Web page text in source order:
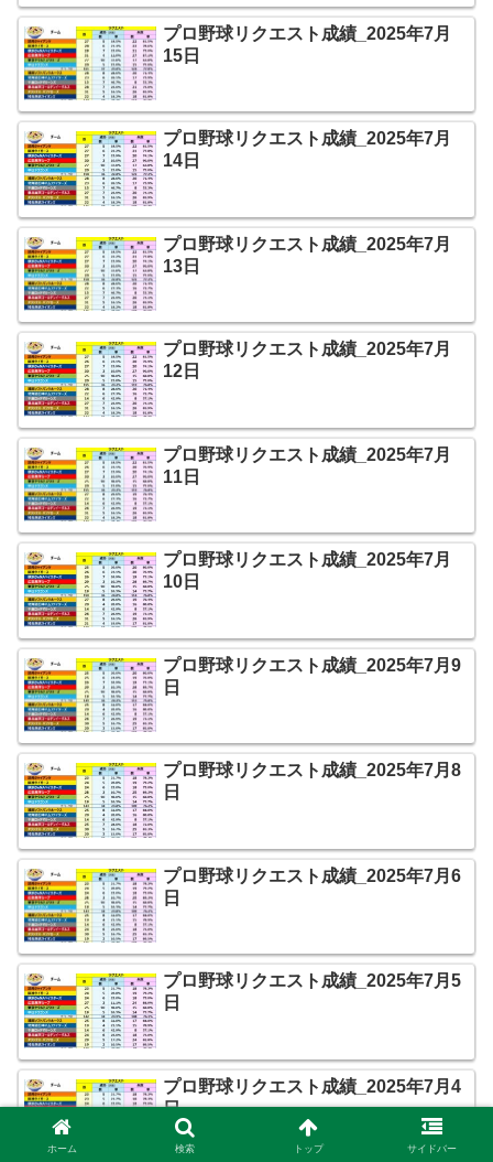
プロ野球リクエスト成績_2025年7月
15日
プロ野球リクエスト成績_2025年7月
14日
プロ野球リクエスト成績_2025年7月
13日
プロ野球リクエスト成績_2025年7月
12日
プロ野球リクエスト成績_2025年7月
11日
プロ野球リクエスト成績_2025年7月
10日
プロ野球リクエスト成績_2025年7月9
日
プロ野球リクエスト成績_2025年7月8
日
プロ野球リクエスト成績_2025年7月6
日
プロ野球リクエスト成績_2025年7月5
日
プロ野球リクエスト成績_2025年7月4
日
ホーム 検索 トップ サイドバー